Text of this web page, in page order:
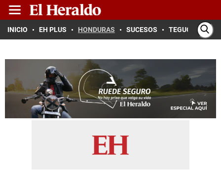
INICIO EH PLUS HONDURAS SUCESOS TEGUCIGALPA